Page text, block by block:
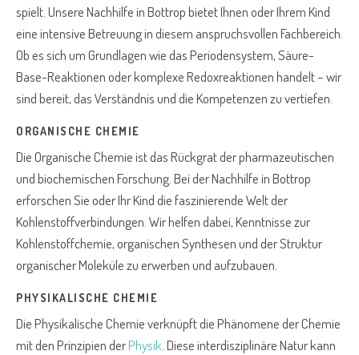
spielt. Unsere Nachhilfe in Bottrop bietet Ihnen oder Ihrem Kind
eine intensive Betreuung in diesem anspruchsvollen Fachbereich.
Ob es sich um Grundlagen wie das Periodensystem, Säure-
Base-Reaktionen oder komplexe Redoxreaktionen handelt – wir
sind bereit, das Verständnis und die Kompetenzen zu vertiefen.
ORGANISCHE CHEMIE
Die Organische Chemie ist das Rückgrat der pharmazeutischen
und biochemischen Forschung. Bei der Nachhilfe in Bottrop
erforschen Sie oder Ihr Kind die faszinierende Welt der
Kohlenstoffverbindungen. Wir helfen dabei, Kenntnisse zur
Kohlenstoffchemie, organischen Synthesen und der Struktur
organischer Moleküle zu erwerben und aufzubauen.
PHYSIKALISCHE CHEMIE
Die Physikalische Chemie verknüpft die Phänomene der Chemie
mit den Prinzipien derPhysik. Diese interdisziplinäre Natur kann